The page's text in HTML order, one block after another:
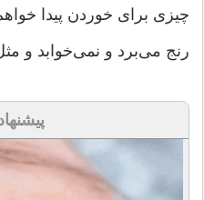
چیزی برای خوردن پیدا
رنج می‌برد و نمی‌خوابد و